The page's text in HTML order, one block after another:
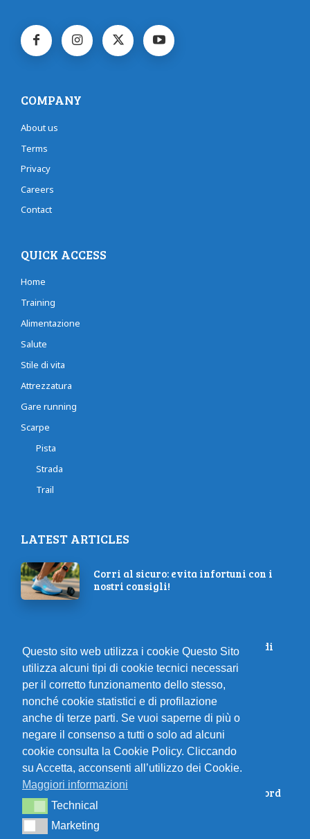
COMPANY
About us
Terms
Privacy
Careers
Contact
QUICK ACCESS
Home
Training
Alimentazione
Salute
Stile di vita
Attrezzatura
Gare running
Scarpe
Pista
Strada
Trail
LATEST ARTICLES
Corri al sicuro: evita infortuni con i
nostri consigli!
Mezza Maratona: Consigli e Piani di
Allenamento
Corri con armonia: migliorare la
cadenza
Il futuro del gut training: come
migliorare la tolleranza ai
carboidrati per prestazioni da record
Questo sito web utilizza i cookie Questo Sito
utilizza alcuni tipi di cookie tecnici necessari
per il corretto funzionamento dello stesso,
nonché cookie statistici e di profilazione
anche di terze parti. Se vuoi saperne di più o
negare il consenso a tutti o solo ad alcuni
cookie consulta la Cookie Policy. Cliccando
su Accetta, acconsenti all’utilizzo dei Cookie.
Maggiori informazioni
TechnicalTechnical
MarketingMarketing